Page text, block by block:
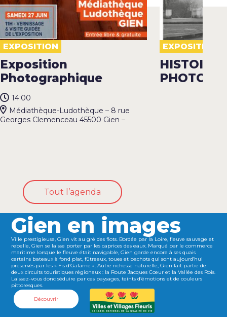
EXPOSITION
Exposition
Photographique
14:00
Médiathèque-Ludothèque – 8 rue
Georges Clemenceau 45500 Gien –
EXPOSITION
Tout l’agenda
Gien en images
Ville prestigieuse, Gien vit au gré des flots. Bordée par la Loire, fleuve sauvage et
rebelle, Gien se laisse porter par les caprices des eaux. Marqué par le commerce
maritime lorsque le fleuve était navigable, Gien garde encore à ses quais
certains bateaux à fond plat, fûtreaux, toues et bachots qui sont aujourd’hui
préservés par les « Fis d’Galarne ». Autre richesse naturelle, Gien fait partie de
deux circuits touristiques régionaux : la Route Jacques Cœur et la Vallée des Rois.
Laissez-vous donc séduire par ces paysages, teints d’émotions et de couleurs
pittoresques.
Découvrir